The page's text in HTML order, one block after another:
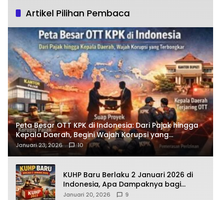
Artikel Pilihan Pembaca
Peta Besar OTT KPK di Indonesia: Dari Pajak hingga
Kepala Daerah, Begini Wajah Korupsi yang
Terbongkar
Januari 23, 2026 10
KUHP Baru Berlaku 2 Januari 2026 di
Indonesia, Apa Dampaknya bagi
Kehidupan Warga? Ini Aturan Kunci
Januari 20, 2026 9